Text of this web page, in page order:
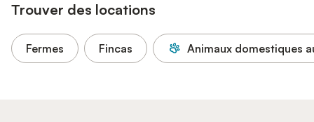
Trouver des locations
Fermes Fincas Animaux domestiques